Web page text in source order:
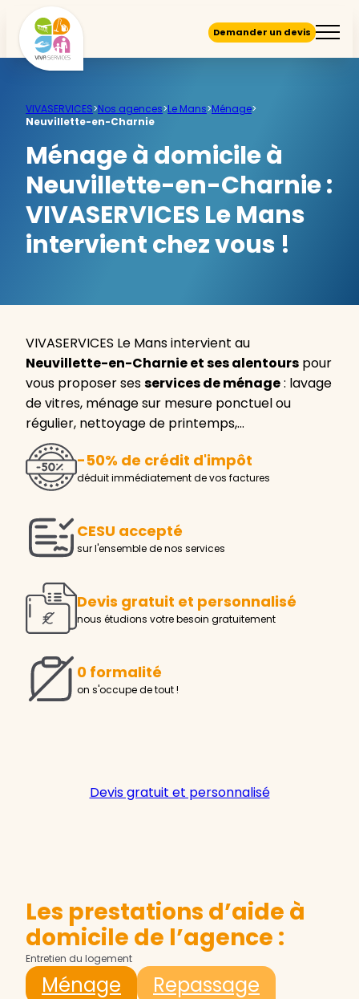
Demander un devis
VIVASERVICES>Nos agences>Le Mans>Ménage>
Neuvillette-en-Charnie
Ménage à domicile à
Neuvillette-en-Charnie :
VIVASERVICES Le Mans
intervient chez vous !
VIVASERVICES Le Mans intervient au
Neuvillette-en-Charnie et ses alentours pour
vous proposer sesservices de ménage: lavage
de vitres, ménage sur mesure ponctuel ou
régulier, nettoyage de printemps,…
-50% de crédit d'impôt
déduit immédiatement de vos factures
CESU accepté
sur l'ensemble de nos services
Devis gratuit et personnalisé
nous étudions votre besoin gratuitement
0 formalité
on s'occupe de tout !
Devis gratuit et personnalisé
Les prestations d’aide à
domicile de l’agence :
Entretien du logement
Ménage
Repassage